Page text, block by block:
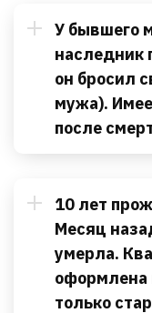
У бывшего
наследник
он бросил
мужа).
после
10 лет
Месяц
умерла.
оформлена
только